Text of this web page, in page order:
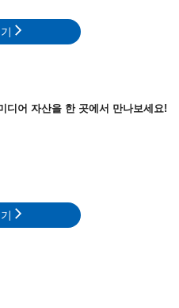
디어 자산을 한 곳에서 만나보세요!